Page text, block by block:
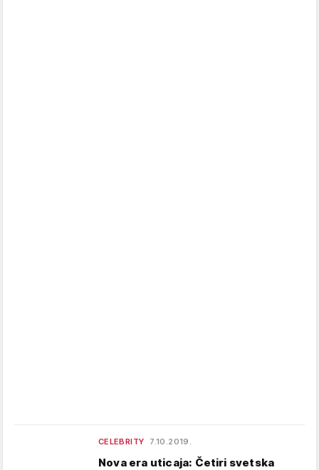
CELEBRITY 7.10.2019.
Nova era uticaja: Četiri svetska